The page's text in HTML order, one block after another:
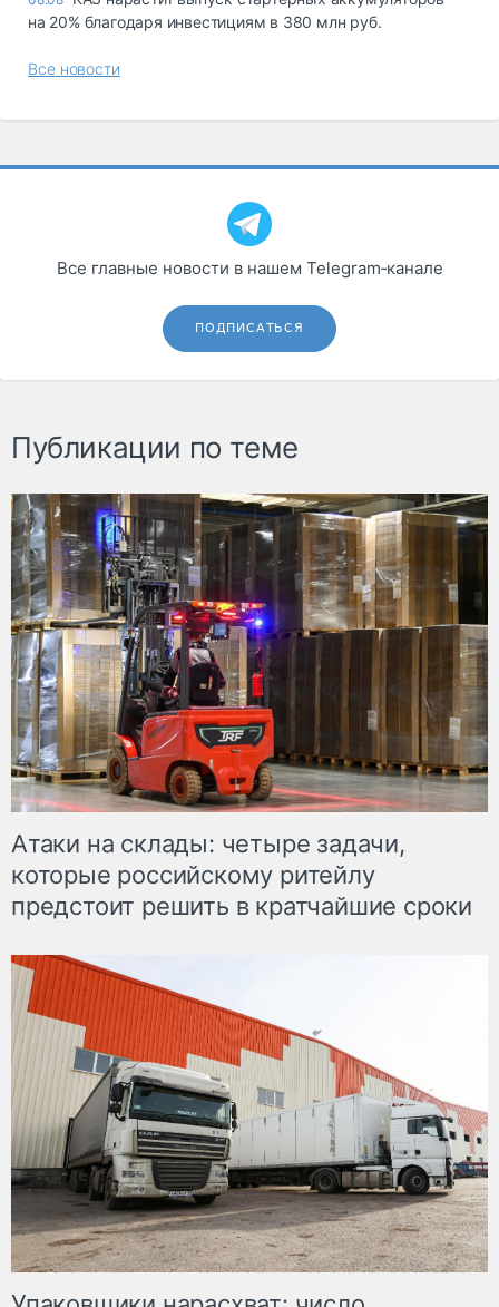
на 20% благодаря инвестициям в 380 млн руб.
Все новости
Все главные новости в нашем Telegram‑канале
ПОДПИСАТЬСЯ
Публикации по теме
Атаки на склады: четыре задачи,
которые российскому ритейлу
предстоит решить в кратчайшие сроки